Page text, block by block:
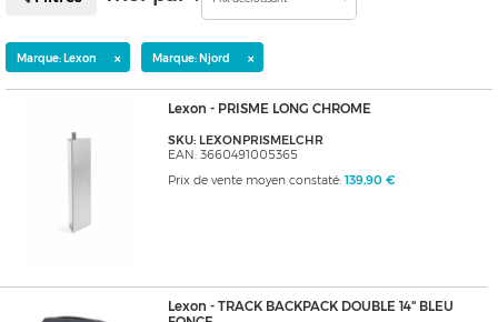
Marque: Lexon × Marque: Njord ×
Lexon - PRISME LONG CHROME
SKU: LEXONPRISMELCHR
EAN: 3660491005365
Prix de vente moyen constaté: 139,90 €
Lexon - TRACK BACKPACK DOUBLE 14" BLEU